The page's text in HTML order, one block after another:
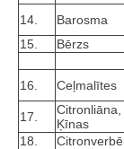
14.
Barosma
15.
Bērzs
16.
Ceļmalītes
17.
Citronliāna,
Ķīnas
18.